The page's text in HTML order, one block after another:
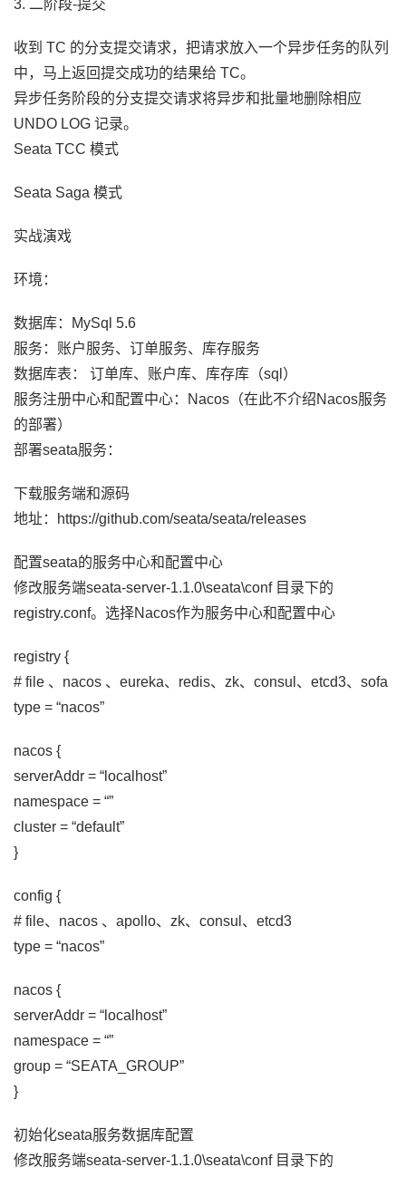
3. 二阶段-提交
收到 TC 的分支提交请求，把请求放入一个异步任务的队列
中，马上返回提交成功的结果给 TC。
异步任务阶段的分支提交请求将异步和批量地删除相应
UNDO LOG 记录。
Seata TCC 模式
Seata Saga 模式
实战演戏
环境：
数据库：MySql 5.6
服务：账户服务、订单服务、库存服务
数据库表： 订单库、账户库、库存库（sql）
服务注册中心和配置中心：Nacos（在此不介绍Nacos服务
的部署）
部署seata服务：
下载服务端和源码
地址：https://github.com/seata/seata/releases
配置seata的服务中心和配置中心
修改服务端seata-server-1.1.0\seata\conf 目录下的
registry.conf。选择Nacos作为服务中心和配置中心
registry {
# file 、nacos 、eureka、redis、zk、consul、etcd3、sofa
type = “nacos”
nacos {
serverAddr = “localhost”
namespace = “”
cluster = “default”
}
config {
# file、nacos 、apollo、zk、consul、etcd3
type = “nacos”
nacos {
serverAddr = “localhost”
namespace = “”
group = “SEATA_GROUP”
}
初始化seata服务数据库配置
修改服务端seata-server-1.1.0\seata\conf 目录下的